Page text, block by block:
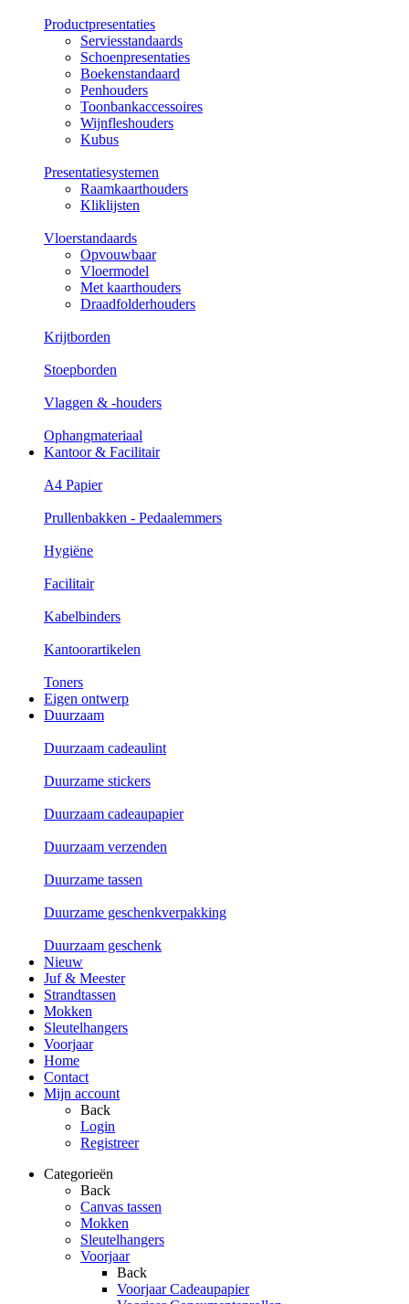
Productpresentaties
Serviesstandaards
Schoenpresentaties
Boekenstandaard
Penhouders
Toonbankaccessoires
Wijnfleshouders
Kubus
Presentatiesystemen
Raamkaarthouders
Kliklijsten
Vloerstandaards
Opvouwbaar
Vloermodel
Met kaarthouders
Draadfolderhouders
Krijtborden
Stoepborden
Vlaggen & -houders
Ophangmateriaal
Kantoor & Facilitair
A4 Papier
Prullenbakken - Pedaalemmers
Hygiëne
Facilitair
Kabelbinders
Kantoorartikelen
Toners
Eigen ontwerp
Duurzaam
Duurzaam cadeaulint
Duurzame stickers
Duurzaam cadeaupapier
Duurzaam verzenden
Duurzame tassen
Duurzame geschenkverpakking
Duurzaam geschenk
Nieuw
Juf & Meester
Strandtassen
Mokken
Sleutelhangers
Voorjaar
Home
Contact
Mijn account
Back
Login
Registreer
Categorieën
Back
Canvas tassen
Mokken
Sleutelhangers
Voorjaar
Back
Voorjaar Cadeaupapier